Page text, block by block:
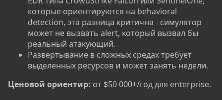
которые ориентируются на behavioral
detection, эта разница критична - симулятор
может не вызвать alert, который вызвал бы
реальный атакующий.
Развёртывание в сложных средах требует
выделенных ресурсов и может занять недели.
Ценовой ориентир: от $50 000+/год для enterprise.